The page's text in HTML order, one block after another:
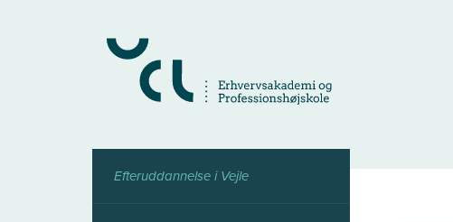
Efteruddannelse i Vejle